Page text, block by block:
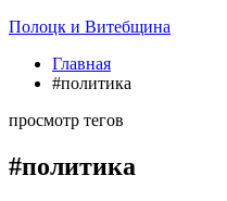
Полоцк и Витебщина
Главная
#политика
просмотр тегов
#политика